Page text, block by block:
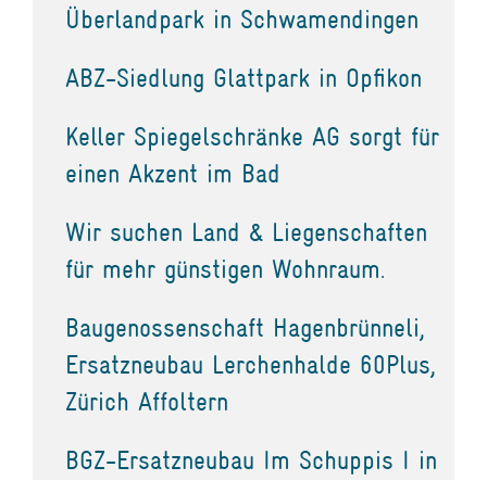
Überlandpark in Schwamendingen
ABZ-Siedlung Glattpark in Opfikon
Keller Spiegelschränke AG sorgt für
einen Akzent im Bad
Wir suchen Land & Liegenschaften
für mehr günstigen Wohnraum.
Baugenossenschaft Hagenbrünneli,
Ersatzneubau Lerchenhalde 60Plus,
Zürich Affoltern
BGZ-Ersatzneubau Im Schuppis I in